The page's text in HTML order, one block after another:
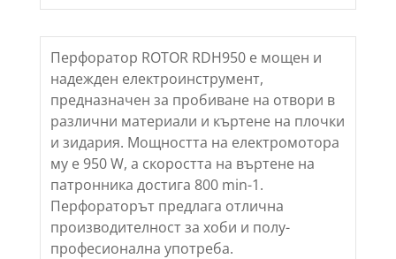
Перфоратор ROTOR RDH950 е мощен и
надежден електроинструмент,
предназначен за пробиване на отвори в
различни материали и къртене на плочки
и зидария. Мощността на електромотора
му е 950 W, а скоростта на въртене на
патронника достига 800 min-1.
Перфораторът предлага отлична
производителност за хоби и полу-
професионална употреба.